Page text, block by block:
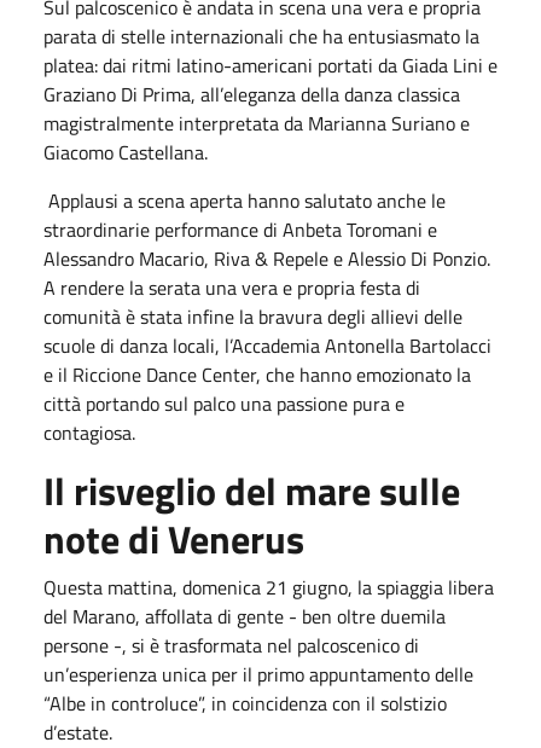
Sul palcoscenico è andata in scena una vera e propria
parata di stelle internazionali che ha entusiasmato la
platea: dai ritmi latino-americani portati da Giada Lini e
Graziano Di Prima, all’eleganza della danza classica
magistralmente interpretata da Marianna Suriano e
Giacomo Castellana.
Applausi a scena aperta hanno salutato anche le
straordinarie performance di Anbeta Toromani e
Alessandro Macario, Riva & Repele e Alessio Di Ponzio.
A rendere la serata una vera e propria festa di
comunità è stata infine la bravura degli allievi delle
scuole di danza locali, l’Accademia Antonella Bartolacci
e il Riccione Dance Center, che hanno emozionato la
città portando sul palco una passione pura e
contagiosa.
Il risveglio del mare sulle
note di Venerus
Questa mattina, domenica 21 giugno, la spiaggia libera
del Marano, affollata di gente - ben oltre duemila
persone -, si è trasformata nel palcoscenico di
un’esperienza unica per il primo appuntamento delle
“Albe in controluce”, in coincidenza con il solstizio
d’estate.